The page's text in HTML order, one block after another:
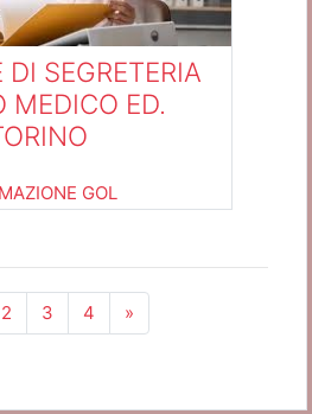
SEGRETERIA
MEDICO ED.
GOL
2 3 4 »Successivo